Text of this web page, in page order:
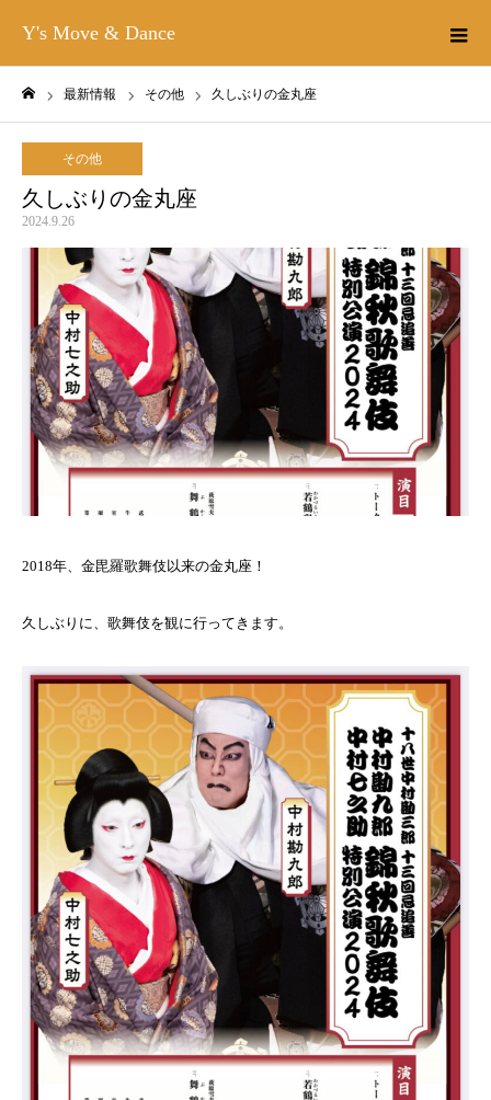
Y's Move & Dance
最新情報 その他 久しぶりの金丸座
その他
久しぶりの金丸座
2024.9.26
2018年、金毘羅歌舞伎以来の金丸座！
久しぶりに、歌舞伎を観に行ってきます。